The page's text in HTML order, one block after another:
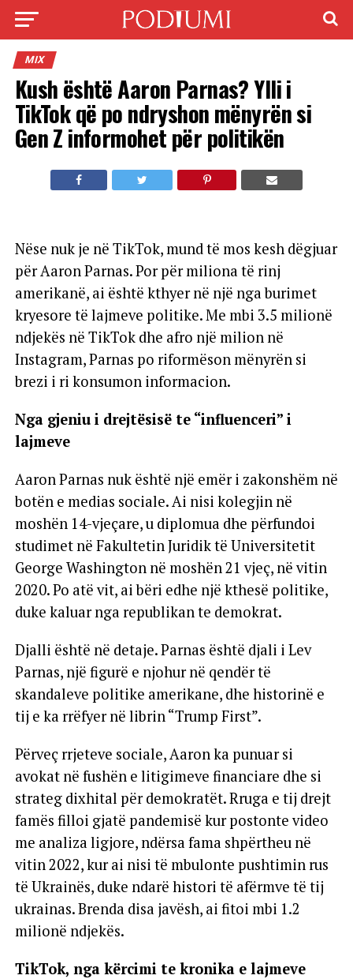
MIX
Kush është Aaron Parnas? Ylli i
TikTok që po ndryshon mënyrën si
Gen Z informohet për politikën
Nëse nuk je në TikTok, mund të mos kesh dëgjuar
për Aaron Parnas. Por për miliona të rinj
amerikanë, ai është kthyer në një nga burimet
kryesore të lajmeve politike. Me mbi 3.5 milionë
ndjekës në TikTok dhe afro një milion në
Instagram, Parnas po riformëson mënyrën si
brezi i ri konsumon informacion.
Nga gjeniu i drejtësisë te “influenceri” i
lajmeve
Aaron Parnas nuk është një emër i zakonshëm në
botën e medias sociale. Ai nisi kolegjin në
moshën 14-vjeçare, u diplomua dhe përfundoi
studimet në Fakultetin Juridik të Universitetit
George Washington në moshën 21 vjeç, në vitin
2020. Po atë vit, ai bëri edhe një kthesë politike,
duke kaluar nga republikan te demokrat.
Djalli është në detaje. Parnas është djali i Lev
Parnas, një figurë e njohur në qendër të
skandaleve politike amerikane, dhe historinë e
tij e ka rrëfyer në librin “Trump First”.
Përveç rrjeteve sociale, Aaron ka punuar si
avokat në fushën e litigimeve financiare dhe si
strateg dixhital për demokratët. Rruga e tij drejt
famës filloi gjatë pandemisë kur postonte video
me analiza ligjore, ndërsa fama shpërtheu në
vitin 2022, kur ai nisi të mbulonte pushtimin rus
të Ukrainës, duke ndarë histori të afërmve të tij
ukrainas. Brenda disa javësh, ai fitoi mbi 1.2
milionë ndjekës.
TikTok, nga kërcimi te kronika e lajmeve